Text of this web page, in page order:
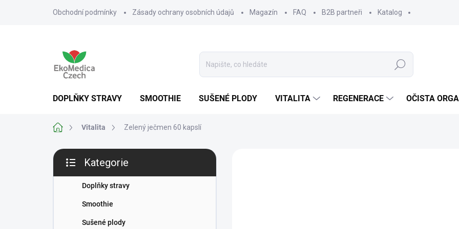
Obchodní podmínky Zásady ochrany osobních údajů Magazín FAQ B2B partneři Katalog
Hledat
DOPLŇKY STRAVY SMOOTHIE SUŠENÉ PLODY VITALITA REGENERACE OČISTA
Domů Vitalita Zelený ječmen 60 kapslí
P
s
kategorie
Kategorie
Doplňky stravy
Smoothie
Sušené plody